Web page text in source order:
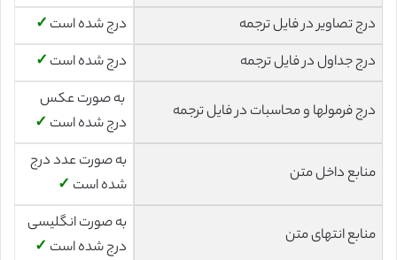
درج تصاویر در فایل ترجمه
درج شده است ✓
درج جداول در فایل ترجمه
درج شده است ✓
درج فرمولها و محاسبات در فایل ترجمه
به صورت عکس
درج شده است ✓
منابع داخل متن
به صورت عدد درج
شده است ✓
منابع انتهای متن
به صورت انگلیسی
درج شده است ✓